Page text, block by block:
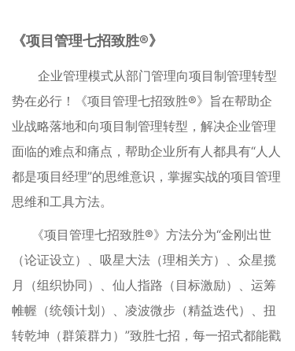
《项目管理七招致胜®》
企业管理模式从部门管理向项目制管理转型
势在必行！《项目管理七招致胜®》旨在帮助企
业战略落地和向项目制管理转型，解决企业管理
面临的难点和痛点，帮助企业所有人都具有“人人
都是项目经理”的思维意识，掌握实战的项目管理
思维和工具方法。
《项目管理七招致胜®》方法分为“金刚出世
（论证设立）、吸星大法（理相关方）、众星揽
月（组织协同）、仙人指路（目标激励）、运筹
帷幄（统领计划）、凌波微步（精益迭代）、扭
转乾坤（群策群力）”致胜七招，每一招式都能戳